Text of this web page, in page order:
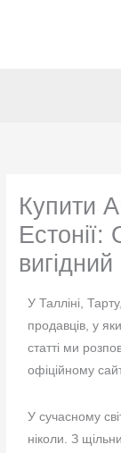
Купити
Естонії:
вигідний
У Талліні,
продавців, у
статті ми
офіційному
У сучасному
ніколи. З